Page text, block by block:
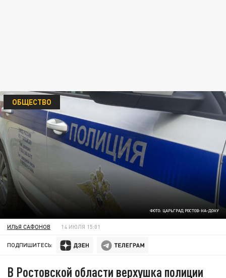
ФОТО: ЦАРЬГРАД РОСТОВ-НА-ДОНУ
ОБЩЕСТВО
ИЛЬЯ САФОНОВ 14 ИЮЛЯ 15:01
ПОДПИШИТЕСЬ:
В Ростовской области верхушка полиции